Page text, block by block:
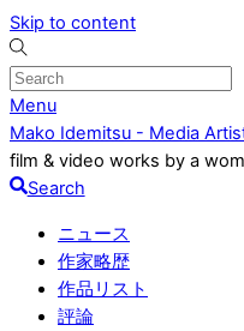
Skip to content
Menu
Mako Idemitsu - Media
film & video works by a
Search
ニュース
作家略歴
作品リスト
評論